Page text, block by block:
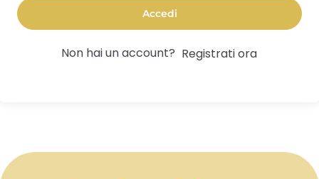
Accedi
Non hai un account? Registrati ora